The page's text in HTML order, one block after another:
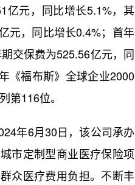
亿元，同比增长5.1%，其
元，同比增长0.4%；首年
交保费为525.56亿元，同
《福布斯》全球企业2000
第116位。
年6月30日，该公司承办
市定制型商业医疗保险项
众医疗费用负担。不断丰